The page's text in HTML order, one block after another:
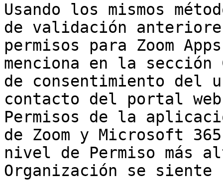
Usando los mismos
de validación
permisos para Zoom
menciona en la
de consentimiento del
contacto del portal web
Permisos de la
de Zoom y Microsoft
nivel de Permiso más
Organización se siente